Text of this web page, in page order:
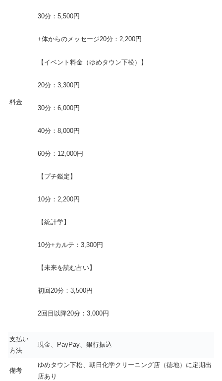
料金
30分：5,500円
+体からのメッセージ20分：2,200円
【イベント料金（ゆめタウン下松）】
20分：3,300円
30分：6,000円
40分：8,000円
60分：12,000円
【プチ鑑定】
10分：2,200円
【統計学】
10分+カルテ：3,300円
【未来を読む占い】
初回20分：3,500円
2回目以降20分：3,000円
支払い
方法
現金、PayPay、銀行振込
備考
ゆめタウン下松、朝日化学クリーニング店（徳地）に定期出
店あり